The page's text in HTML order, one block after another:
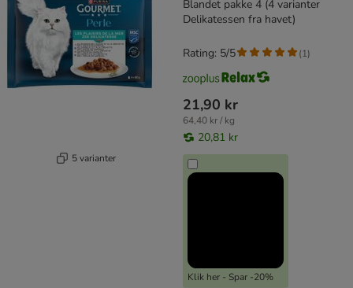
5 varianter
Blandet pakke 4 (4 varianter
Delikatessen fra havet)
21,90 kr
64,40 kr / kg
20,81 kr
Klik her - Spar -20%
Rating: 5/5 (1)